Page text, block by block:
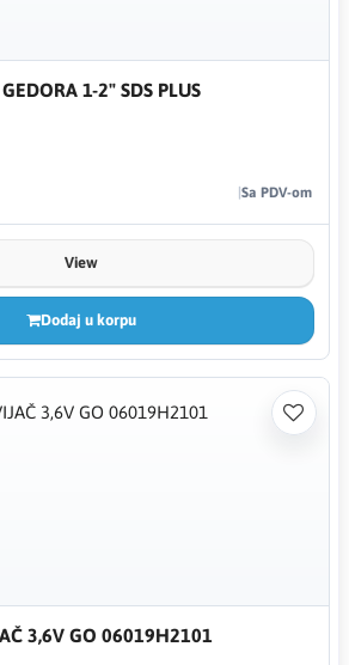
1-2" SDS PLUS
Sa PDV-om
View
Dodaj u korpu
3,6V GO 06019H2101